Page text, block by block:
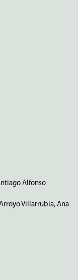
Alfonso
Villarrubia, Ana